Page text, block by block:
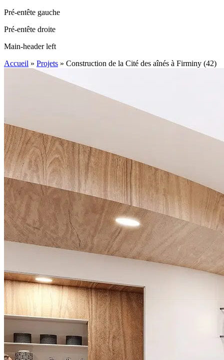
Pré-entête gauche
Pré-entête droite
Main-header left
Accueil » Projets » Construction de la Cité des aînés à Firminy (42)